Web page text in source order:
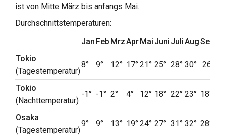
ist von Mitte März bis anfangs Mai.
Durchschnittstemperaturen:
Jan Feb MrzApr Mai Juni JuliAugSept
Tokio
(Tagestemperatur)
8° 9° 12° 17° 21° 25° 28° 30° 26°
Tokio
(Nachttemperatur)
-1° -1° 2° 4° 12° 18° 22° 23° 18°
Osaka
(Tagestemperatur)
9° 9° 13° 19° 24° 27° 31° 32° 28°